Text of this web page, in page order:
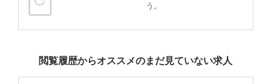
う。
閲覧履歴からオススメのまだ見ていない求人